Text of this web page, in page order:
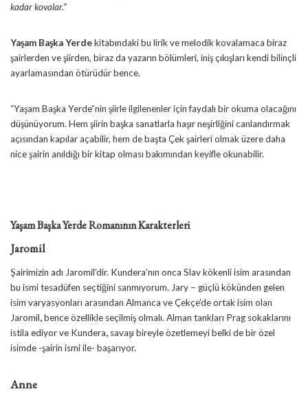
kadar kovalar.”
Yaşam Başka Yerdekitabındaki bu lirik ve melodik kovalamaca biraz
şairlerden ve şiirden, biraz da yazarın bölümleri, iniş çıkışları kendi bilinçli
ayarlamasından ötürüdür bence.
“Yaşam Başka Yerde”nin şiirle ilgilenenler için faydalı bir okuma olacağını
düşünüyorum. Hem şiirin başka sanatlarla haşır neşirliğini canlandırmak
açısından kapılar açabilir, hem de başta Çek şairleri olmak üzere daha
nice şairin anıldığı bir kitap olması bakımından keyifle okunabilir.
Yaşam Başka Yerde Romanının Karakterleri
Jaromil
Şairimizin adı Jaromil’dir. Kundera’nın onca Slav kökenli isim arasından
bu ismi tesadüfen seçtiğini sanmıyorum. Jary – güçlü kökünden gelen
isim varyasyonları arasından Almanca ve Çekçe’de ortak isim olan
Jaromil,bence özellikle seçilmiş olmalı. Alman tankları Prag sokaklarını
istila ediyor ve Kundera, savaşı bireyle özetlemeyi belki de bir özel
isimde -şairin ismi ile- başarıyor.
Anne